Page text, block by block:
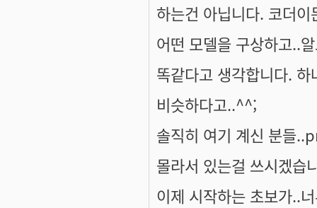
하는건 아닙니다. 코더
어떤 모델을 구상하고..
똑같다고 생각합니다.
비슷하다고..^^;
솔직히 여기 계신 분들
몰라서 있는걸 쓰시겠습
이제 시작하는 초보가..